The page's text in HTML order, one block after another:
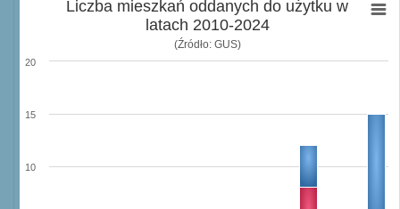
Liczba mieszkań oddanych do użytku w
latach 2010-2024
(Źródło: GUS)
10
15
20